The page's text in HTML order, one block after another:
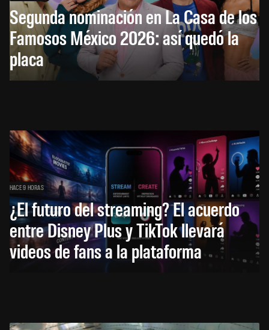
Segunda nominación en La Casa de los
Famosos México 2026: así quedó la
placa
HACE 9 HORAS
¿El futuro del streaming? El acuerdo
entre Disney Plus y TikTok llevará
videos de fans a la plataforma